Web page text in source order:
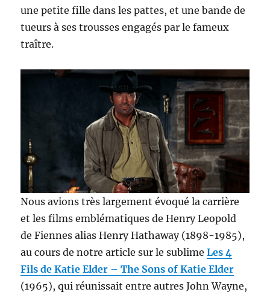
une petite fille dans les pattes, et une bande de
tueurs à ses trousses engagés par le fameux
traître.
Nous avions très largement évoqué la carrière
et les films emblématiques de Henry Leopold
de Fiennes alias Henry Hathaway (1898-1985),
au cours de notre article sur le sublimeLes 4
Fils de Katie Elder –The Sons of Katie Elder
(1965), qui réunissait entre autres John Wayne,